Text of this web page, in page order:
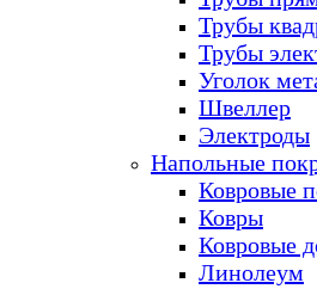
Трубы
Трубы
Уголок
Швеллер
Электроды
Напольные
Ковровые
Ковры
Ковровые
Линолеум